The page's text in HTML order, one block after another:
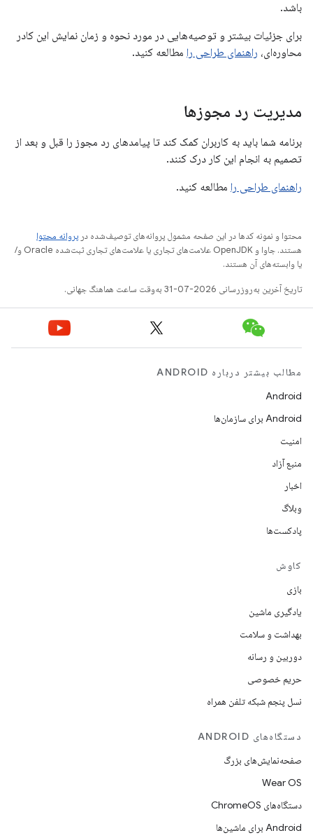
باشد.
برای جزئیات بیشتر و توصیه‌هایی در مورد نحوه و زمان نمایش این کادر
محاوره‌ای، راهنمای طراحی را مطالعه کنید.
مدیریت رد مجوزها
برنامه شما باید به کاربران کمک کند تا پیامدهای رد مجوز را قبل و بعد از
تصمیم به انجام این کار درک کنند.
راهنمای طراحی را مطالعه کنید.
محتوا و نمونه کدها در این صفحه مشمول پروانه‌های توصیف‌شده در پروانه محتوا
هستند. جاوا و OpenJDK علامت‌های تجاری یا علامت‌های تجاری ثبت‌شده Oracle و/
یا وابسته‌های آن هستند.
تاریخ آخرین به‌روزرسانی 2026-07-31 به‌وقت ساعت هماهنگ جهانی.
مطالب بیشتر درباره ANDROID
Android
Android برای سازمان‌ها
امنیت
منبع آزاد
اخبار
وبلاگ
پادکست‌ها
کاوش
بازی
یادگیری ماشین
بهداشت و سلامت
دوربین و رسانه
حریم خصوصی
نسل پنجم شبکه تلفن همراه
دستگاه‌های ANDROID
صفحه‌نمایش‌های بزرگ
Wear OS
دستگاه‌های ChromeOS
Android برای ماشین‌ها